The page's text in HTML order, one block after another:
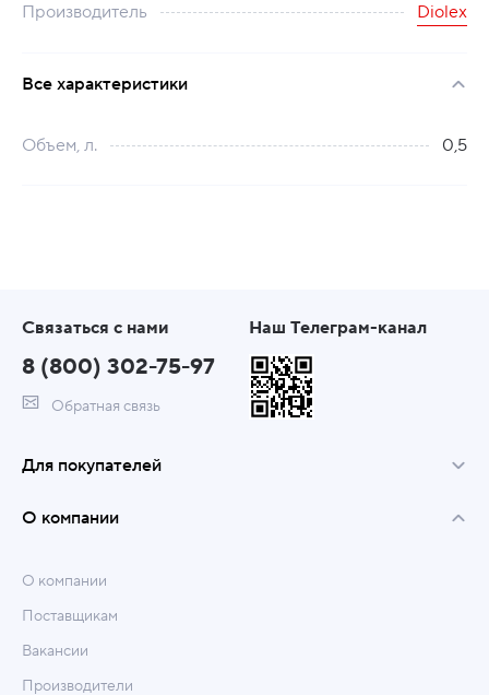
Производитель
Diolex
Все характеристики
Объем, л. 0,5
Связаться с нами
8 (800) 302-75-97
Обратная связь
Наш Телеграм-канал
Для покупателей
О компании
О компании
Поставщикам
Вакансии
Производители